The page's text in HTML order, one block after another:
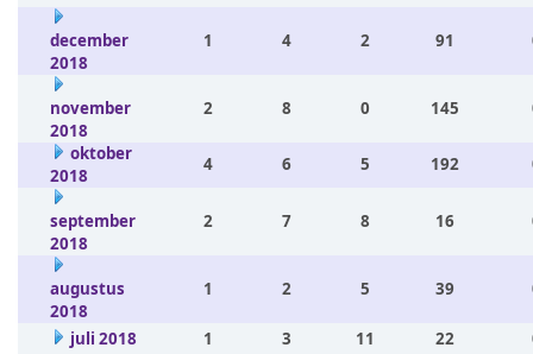
december
2018
1 4 2 91
november
2018
2 8 0 145
oktober
2018
4 6 5 192
september
2018
2 7 8 16
augustus
2018
1 2 5 39
juli 2018 1 3 11 22